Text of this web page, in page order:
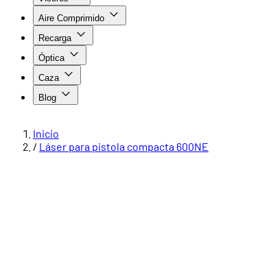
Aire Comprimido
Recarga
Óptica
Caza
Blog
Inicio
/ Láser para pistola compacta 600NE